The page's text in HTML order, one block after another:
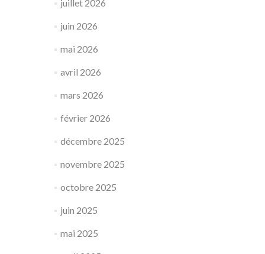
juillet 2026
juin 2026
mai 2026
avril 2026
mars 2026
février 2026
décembre 2025
novembre 2025
octobre 2025
juin 2025
mai 2025